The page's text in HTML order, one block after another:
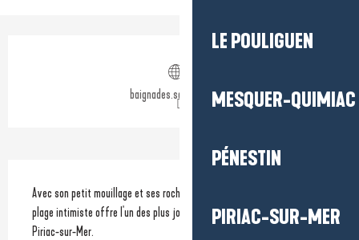
LE POULIGUEN
MESQUER-QUIMIAC
PÉNESTIN
PIRIAC-SUR-MER
Ouverture et coordonnées
baignades.sante.gouv.fr
Description
Avec son petit mouillage et ses rochers propices à la pêche à pied, cette
plage intimiste offre l'un des plus jolis points de vue sur le port de
Piriac-sur-Mer.